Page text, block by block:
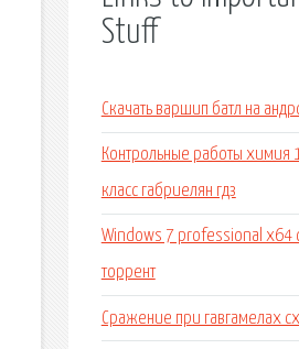
Stuff
Скачать варшип батл на
Контрольные работы химия
класс габриелян гдз
Windows 7 professional x64
торрент
Сражение при гавгамелах